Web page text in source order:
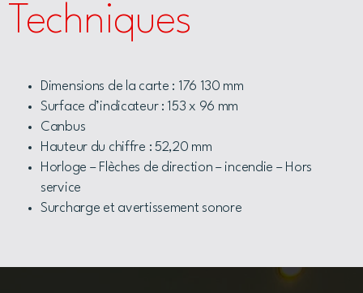
Techniques
Dimensions de la carte : 176 130 mm
Surface d’indicateur : 153 x 96 mm
Canbus
Hauteur du chiffre : 52,20 mm
Horloge – Flèches de direction – incendie – Hors
service
Surcharge et avertissement sonore